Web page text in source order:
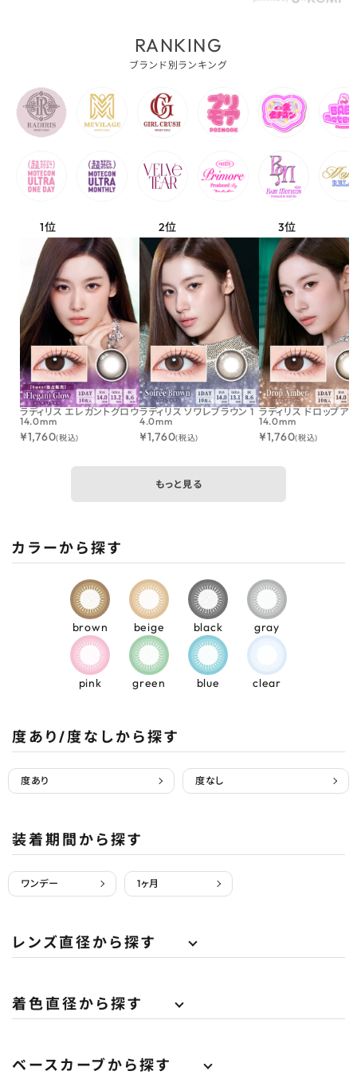
RANKING
ブランド別ランキング
ラディリス エレガントグロウ
14.0mm
¥1,760(税込)
ラディリス ソワレブラウン 1
4.0mm
¥1,760(税込)
ラディリス ドロップア
14.0mm
¥1,760(税込)
もっと見る
カラーから探す
brown beige black gray
pink green blue clear
度あり/度なしから探す
度あり 度なし
装着期間から探す
ワンデー 1ヶ月
レンズ直径から探す
着色直径から探す
ベースカーブから探す